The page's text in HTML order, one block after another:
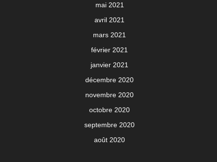
mai 2021
avril 2021
mars 2021
février 2021
janvier 2021
décembre 2020
novembre 2020
octobre 2020
septembre 2020
août 2020